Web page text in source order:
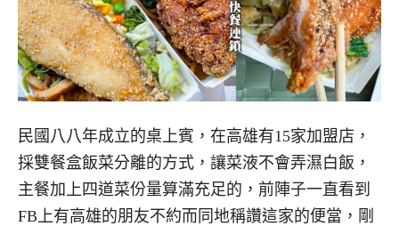
民國八八年成立的桌上賓，在高雄有15家加盟店，
採雙餐盒飯菜分離的方式，讓菜液不會弄濕白飯，
主餐加上四道菜份量算滿充足的，前陣子一直看到
FB上有高雄的朋友不約而同地稱讚這家的便當，剛